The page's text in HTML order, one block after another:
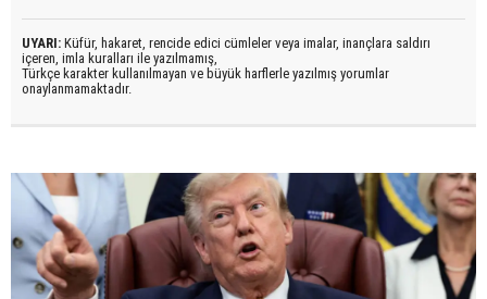
UYARI: Küfür, hakaret, rencide edici cümleler veya imalar, inançlara saldırı
içeren, imla kuralları ile yazılmamış,
Türkçe karakter kullanılmayan ve büyük harflerle yazılmış yorumlar
onaylanmamaktadır.